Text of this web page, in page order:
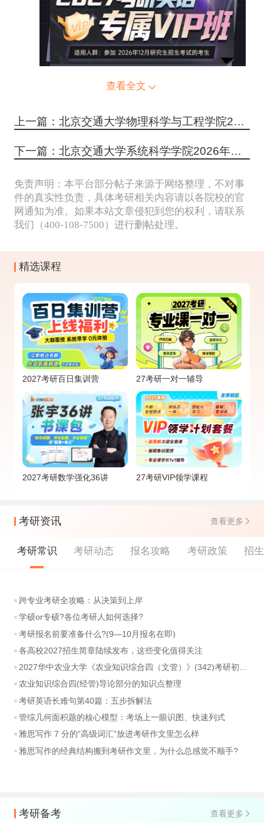
查看全文
上一篇：北京交通大学物理科学与工程学院2026年考研招生人数
下一篇：北京交通大学系统科学学院2026年考研招生人数
免责声明：本平台部分帖子来源于网络整理，不对事
件的真实性负责，具体考研相关内容请以各院校的官
网通知为准。如果本站文章侵犯到您的权利，请联系
我们（400-108-7500）进行删帖处理。
精选课程
2027考研百日集训营 27考研一对一辅导
2027考研数学强化36讲 27考研VIP领学课程
考研资讯 查看更多
考研常识 考研动态 报名攻略 考研政策 招
跨专业考研全攻略：从决策到上岸
学硕or专硕?各位考研人如何选择?
考研报名前要准备什么?(9—10月报名在即)
各高校2027招生简章陆续发布，这些变化值得关注
2027华中农业大学《农业知识综合四（文管）》(342)考研初试大纲
农业知识综合四(经管)导论部分的知识点整理
考研英语长难句第40篇：五步拆解法
管综几何面积题的核心模型：考场上一眼识图、快速列式
雅思写作 7 分的“高级词汇”放进考研作文里怎么样
雅思写作的经典结构搬到考研作文里，为什么总感觉不顺手?
考研备考 查看更多